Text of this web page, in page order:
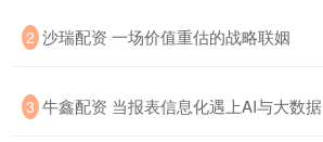
2 沙瑞配资 一场价值重估的战略联姻
3 牛鑫配资 当报表信息化遇上AI与大数据